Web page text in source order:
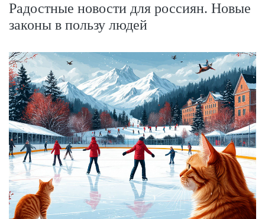
Радостные новости для россиян. Новые
законы в пользу людей